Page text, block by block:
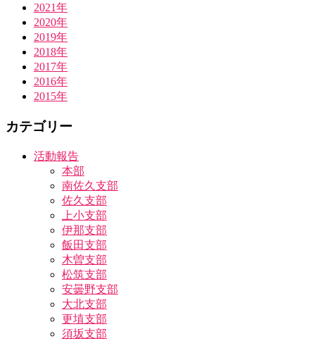
2021年
2020年
2019年
2018年
2017年
2016年
2015年
カテゴリー
活動報告
本部
南佐久支部
佐久支部
上小支部
伊那支部
飯田支部
木曽支部
松筑支部
安曇野支部
大北支部
更埴支部
須坂支部